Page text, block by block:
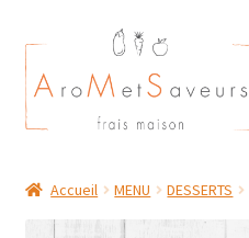
Aller
à
la
navigation
Aller
au
contenu
Plat du Jour/ Menu Week end
Accueil MENU DESSERTS